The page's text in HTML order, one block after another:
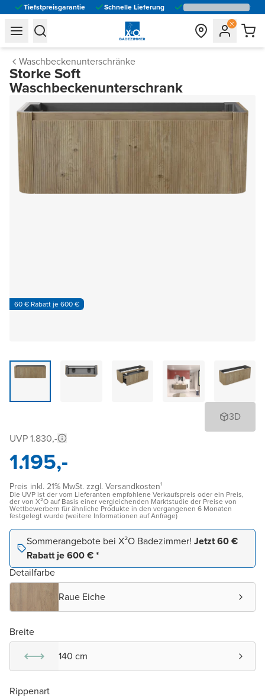
Tiefstpreisgarantie Schnelle Lieferung
general.navigation.toggle_menu.label
general.navigation.toggle_menu.label
Waschbeckenunterschränke
Storke Soft
Waschbeckenunterschrank
60 € Rabatt je 600 €
3D
UVP 1.830,-
1.195,-
Preis inkl. 21% MwSt. zzgl. Versandkosten¹
Die UVP ist der vom Lieferanten empfohlene Verkaufspreis oder ein Preis,
der von X²O auf Basis einer vergleichenden Marktstudie der Preise von
Wettbewerbern für ähnliche Produkte in den vergangenen 6 Monaten
festgelegt wurde (weitere Informationen auf Anfrage)
Sommerangebote bei X²O Badezimmer! Jetzt 60 €
Rabatt je 600 € *
Detailfarbe
Raue Eiche
Breite
140 cm
Rippenart